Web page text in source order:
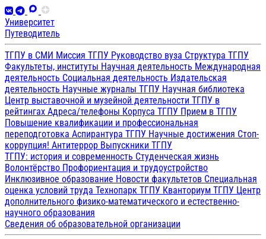
Университет
Путеводитель
ТГПУ в СМИ Миссия ТГПУ Руководство вуза Структура ТГПУ
Факультеты, институты Научная деятельность Международная
деятельность Социальная деятельность Издательская
деятельность Научные журналы ТГПУ Научная библиотека
Центр выставочной и музейной деятельности ТГПУ в
рейтингах Адреса/телефоны Корпуса ТГПУ Прием в ТГПУ
Повышение квалификации и профессиональная
переподготовка Аспирантура ТГПУ Научные достижения Стоп-
коррупция! Антитеррор Выпускники ТГПУ
ТГПУ: история и современность Студенческая жизнь
Волонтёрство Профориентация и трудоустройство
Инклюзивное образование Новости факультетов Специальная
оценка условий труда Технопарк ТГПУ Кванториум ТГПУ Центр
дополнительного физико-математического и естественно-
научного образования
Сведения об образовательной организации